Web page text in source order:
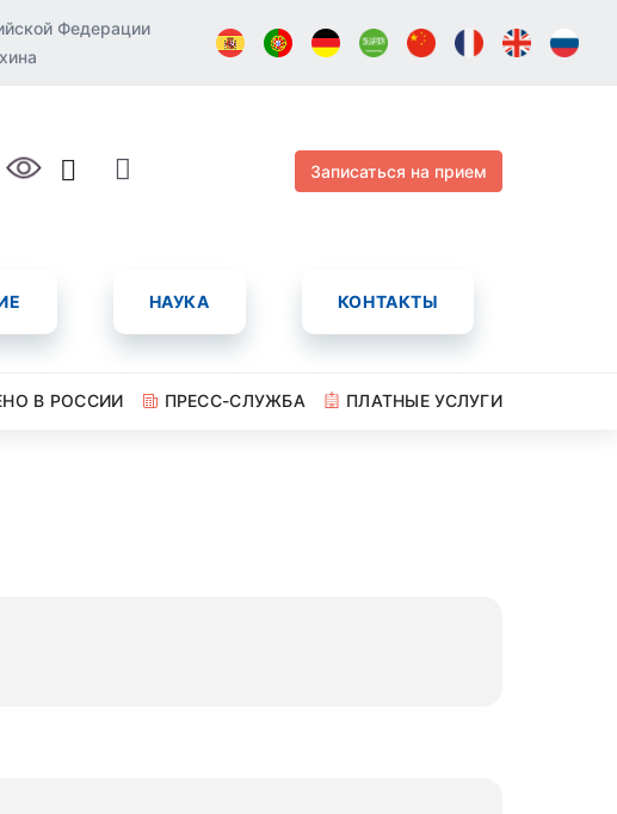
Федерации
Записаться на прием
НАУКА КОНТАКТЫ
В РОССИИ ПРЕСС-СЛУЖБА
ПЛАТНЫЕ УСЛУГИ